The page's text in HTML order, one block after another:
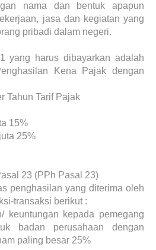
nama dan bentuk apapun
jasa dan kegiatan yang
pribadi dalam negeri.
yang harus dibayarkan adalah
Kena Pajak dengan
Tahun Tarif Pajak
15%
25%
23 (PPh Pasal 23)
penghasilan yang diterima oleh
transaksi berikut :
keuntungan kepada pemegang
badan perusahaan dengan
paling besar 25%